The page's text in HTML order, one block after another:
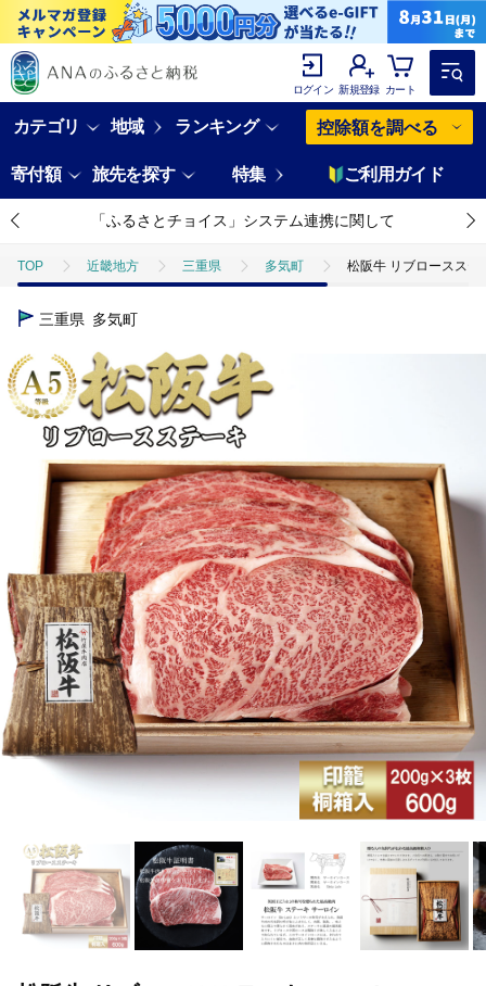
ログイン 新規登録 カート
カテゴリ 地域 ランキング 控除額を調べる
寄付額 旅先を探す 特集 ご利用ガイド
「ふるさとチョイス」システム連携に関して
TOP 近畿地方 三重県 多気町 松阪牛 リブロースス
三重県 多気町